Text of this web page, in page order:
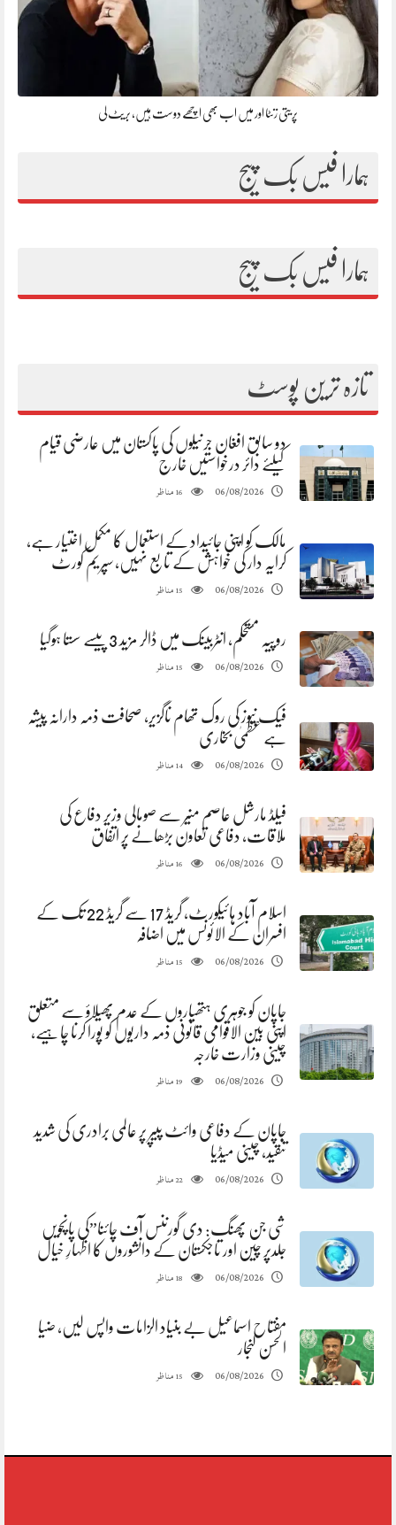
پریتی زنٹا اور میں اب بھی اچھے دوست ہیں، بریٹ لی
ہمارا فیس بک پیج
ہمارا فیس بک پیج
تازہ ترین پوسٹ
دو سابق افغان جرنیلوں کی پاکستان میں عارضی قیام
کیلئے دائر درخواستیں خارج
06/08/2026
16مناظر
مالک کو اپنی جائیداد کے استعمال کا مکمل اختیار ہے،
کرایہ دار کی خواہش کے تابع نہیں، سپریم کورٹ
06/08/2026
15مناظر
روپیہ مستحکم، انٹربینک میں ڈالر مزید 3 پیسے سستا ہوگیا
06/08/2026
15مناظر
فیک نیوز کی روک تھام ناگزیر، صحافت ذمہ دارانہ پیشہ
ہے عظمیٰ بخاری
06/08/2026
14مناظر
فیلڈ مارشل عاصم منیر سے صومالی وزیر دفاع کی
ملاقات، دفاعی تعاون بڑھانے پر اتفاق
06/08/2026
16مناظر
اسلام آباد ہائیکورٹ، گریڈ 17 سے گریڈ 22 تک کے
افسران کے الائونس میں اضافہ
06/08/2026
15مناظر
جاپان کو جوہری ہتھیاروں کے عدم پھیلاؤ سے متعلق
اپنی بین الاقوامی قانونی ذمہ داریوں کو پورا کرنا چاہیے،
چینی وزارت خارجہ
06/08/2026
19مناظر
جاپان کے دفاعی وائٹ پیپر پر عالمی برادری کی شدید
تنقید، چینی میڈیا
06/08/2026
22مناظر
شی جن پھنگ: دی گورننس آف چائنا”کی پانچویں
جلدپر چین اور تاجکستان کے دانشوروں کا اظہارِ خیال
06/08/2026
18مناظر
مفتاح اسماعیل بے بنیاد الزامات واپس لیں، ضیا
الحسن لنجار
06/08/2026
15مناظر